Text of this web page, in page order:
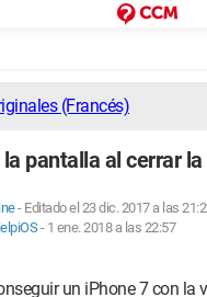
(Francés)
pantalla al cerrar
- Editado el 23 dic. 2017 a las
- 1 ene. 2018 a las 22:57
un iPhone 7 con la